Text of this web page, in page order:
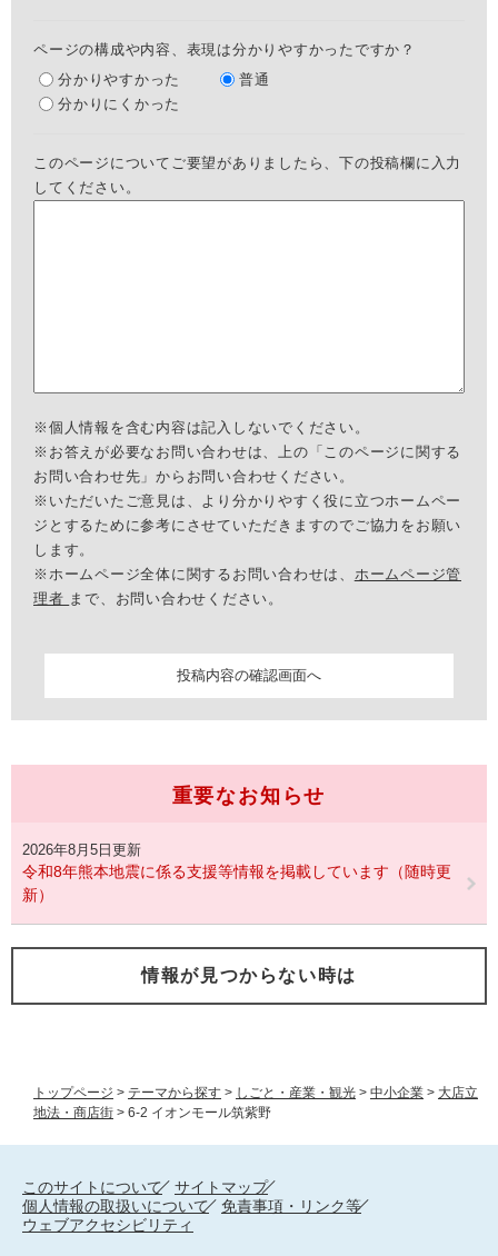
トップページ > テーマから探す > しごと・産業・観光 > 中小企業 > 大店立
地法・商店街 > 6-2 イオンモール筑紫野
ページの構成や内容、表現は分かりやすかったですか？
分かりやすかった
普通
分かりにくかった
このページについてご要望がありましたら、下の投稿欄に入力
してください。
※個人情報を含む内容は記入しないでください。
※お答えが必要なお問い合わせは、上の「このページに関する
お問い合わせ先」からお問い合わせください。
※いただいたご意見は、より分かりやすく役に立つホームペー
ジとするために参考にさせていただきますのでご協力をお願い
します。
※ホームページ全体に関するお問い合わせは、 ホームページ管
理者 まで、お問い合わせください。
重要なお知らせ
2026年8月5日更新
令和8年熊本地震に係る支援等情報を掲載しています（随時更
新）
情報が見つからない時は
このサイトについて
サイトマップ
個人情報の取扱いについて
免責事項・リンク等
ウェブアクセシビリティ